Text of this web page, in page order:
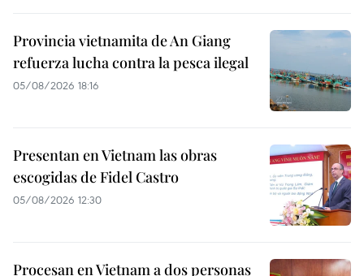
Provincia vietnamita de An Giang
refuerza lucha contra la pesca ilegal
05/08/2026 18:16
Presentan en Vietnam las obras
escogidas de Fidel Castro
05/08/2026 12:30
Procesan en Vietnam a dos personas